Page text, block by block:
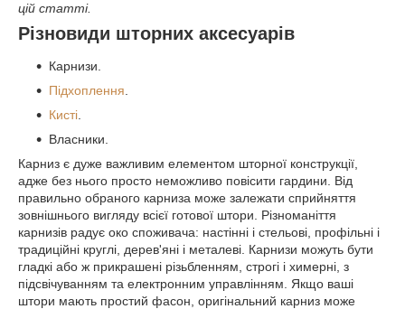
цій статті.
Різновиди шторних аксесуарів
Карнизи.
Підхоплення
Кисті
Власники.
Карниз є дуже важливим елементом шторної конструкції,
адже без нього просто неможливо повісити гардини. Від
правильно обраного карниза може залежати сприйняття
зовнішнього вигляду всієї готової штори. Різноманіття
карнизів радує око споживача: настінні і стельові, профільні і
традиційні круглі, дерев'яні і металеві. Карнизи можуть бути
гладкі або ж прикрашені різьбленням, строгі і химерні, з
підсвічуванням та електронним управлінням. Якщо ваші
штори мають простий фасон, оригінальний карниз може